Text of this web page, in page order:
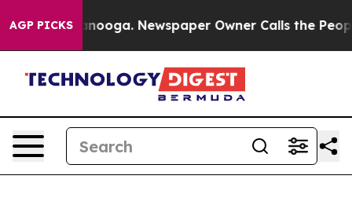
AGP PICKS Newspaper Owner Calls the People